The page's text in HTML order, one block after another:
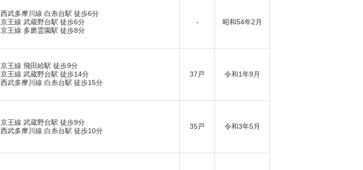
西武多摩川線 白糸台駅 徒歩6分
京王線 武蔵野台駅 徒歩6分
京王線 多磨霊園駅 徒歩8分
- 昭和54年2月
京王線 飛田給駅 徒歩9分
京王線 武蔵野台駅 徒歩14分
西武多摩川線 白糸台駅 徒歩15分
37戸 令和1年9月
京王線 武蔵野台駅 徒歩9分
西武多摩川線 白糸台駅 徒歩10分
35戸 令和3年5月